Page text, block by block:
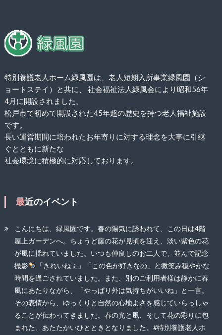
特別養護老人ホーム緑風園は、老人短期入所事業緑風園（シ
ョートステイ）と共に、 社会福祉法人緑風会により昭和56年
4月に開設されました。
松戸市で初めて開設された45年超の歴史を持つ老人福祉施設
です。
長い運営期間に培われたお年寄りに対する理念を大事に引継
ぐとともに新たな
社会環境に積極的に対応しております。
最近のイベント
こんにちは、緑風園です。春の陽気に誘われて、この日は4階
屋上ガーデンへ。ちょうど藤の花が見頃を迎え、淡い紫色の花
が風に揺れていました。いつも仲良しのお二人で、並んで記念
撮影
「きれいねぇ」「この色が好きなの」と微笑み穏やかな
時間を過ごされていました。また、別のご利用者様は静かに春
風にあたりながら、「やっぱり外は気持ちがいいね」と一言。
その表情から、ゆっくりと自然の心地よさを感じていらっしゃ
ることが伝わってきました。春の光と風、そして花の彩りに包
まれた、あたたかいひとときとなりました。#特別養護老人ホ